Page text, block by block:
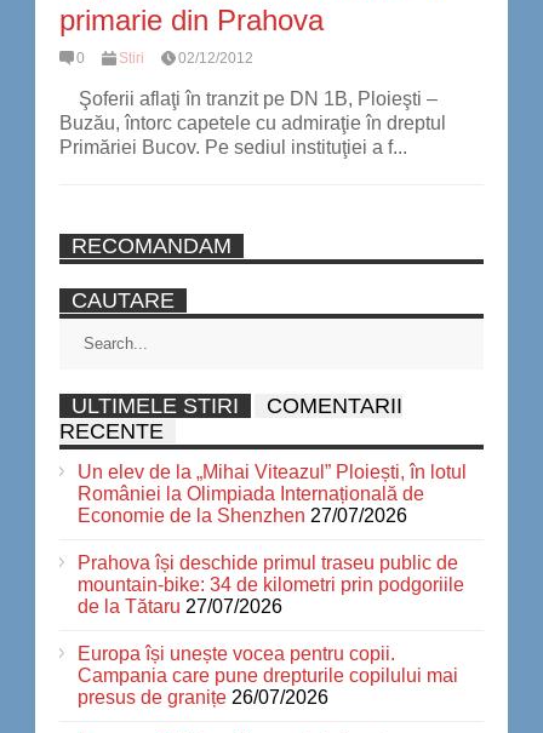
primarie din Prahova
0 Stiri 02/12/2012
Şoferii aflaţi în tranzit pe DN 1B, Ploieşti –
Buzău, întorc capetele cu admiraţie în dreptul
Primăriei Bucov. Pe sediul instituţiei a f...
RECOMANDAM
CAUTARE
ULTIMELE STIRI
COMENTARII
RECENTE
Un elev de la „Mihai Viteazul” Ploiești, în lotul
României la Olimpiada Internațională de
Economie de la Shenzhen 27/07/2026
Prahova își deschide primul traseu public de
mountain-bike: 34 de kilometri prin podgoriile
de la Tătaru 27/07/2026
Europa își unește vocea pentru copii.
Campania care pune drepturile copilului mai
presus de granițe 26/07/2026